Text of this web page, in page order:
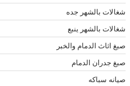
شغالات بالشهر جده
شغالات بالشهر ينبع
صبغ اثاث الدمام والخبر
صبغ جدران الدمام
صيانه سباكه